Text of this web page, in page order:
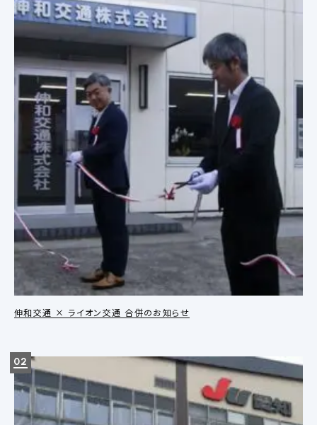
伸和交通 × ライオン交通 合併のお知らせ
02